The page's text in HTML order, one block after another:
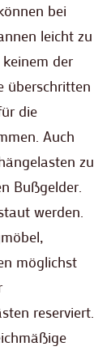
bei
leicht zu
der
überschritten
die
Auch
zu
Bußgelder.
werden.
möglichst
reserviert.